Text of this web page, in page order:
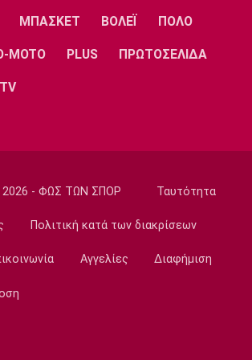
δείχνουν έτοιμα να
ομάδας
ο Μεϊτέ
ΜΠΑΣΚΕΤ ΒΟΛΕΪ ΠΟΛΟ
MOTO PLUS ΠΡΩΤΟΣΕΛΙΔΑ
2026 - ΦΩΣ ΤΩΝ ΣΠΟΡ Ταυτότητα
Πολιτική κατά των διακρίσεων
Αγγελίες Διαφήμιση